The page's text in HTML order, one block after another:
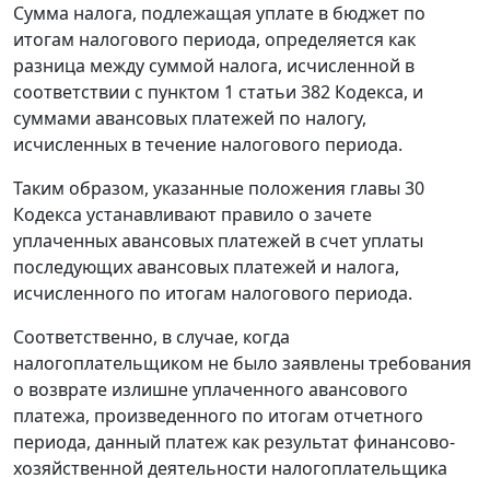
Сумма налога, подлежащая уплате в бюджет по
итогам налогового периода, определяется как
разница между суммой налога, исчисленной в
соответствии с пунктом 1 статьи 382 Кодекса, и
суммами авансовых платежей по налогу,
исчисленных в течение налогового периода.
Таким образом, указанные положения главы 30
Кодекса устанавливают правило о зачете
уплаченных авансовых платежей в счет уплаты
последующих авансовых платежей и налога,
исчисленного по итогам налогового периода.
Соответственно, в случае, когда
налогоплательщиком не было заявлены требования
о возврате излишне уплаченного авансового
платежа, произведенного по итогам отчетного
периода, данный платеж как результат финансово-
хозяйственной деятельности налогоплательщика